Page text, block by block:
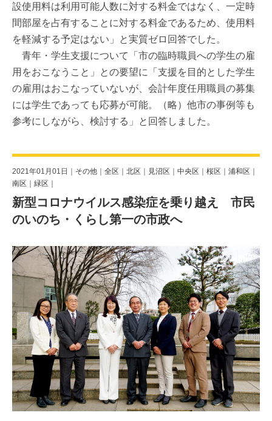
設使用料は利用可能人数に対する料金ではなく、一定時
間部屋を占有することに対する料金であるため、使用料
を軽減する予定はない」と実質ゼロ回答でした。
青年・学生支援について「市の臨時職員への学生の雇
用をおこなうこと」との要望に「支援を目的とした学生
の雇用はおこなっていないが、会計年度任用職員の募集
には学生であっても応募が可能。（略）他市の事例等も
参考にしながら、検討する」と回答しました。
2021年01月01日｜ その他 全区 北区 見沼区 中央区 桜区 浦和区
南区
緑区
新型コロナウイルス感染症を乗り越え 市民
のいのち・くらし第一の市政へ